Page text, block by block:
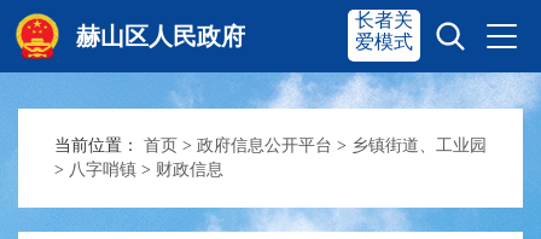
赫山区人民政府
赫山首页 奋进赫山
长者关
爱模式
当前位置： 首页 > 政府信息公开平台 > 乡镇街道、工业园
> 八字哨镇 > 财政信息